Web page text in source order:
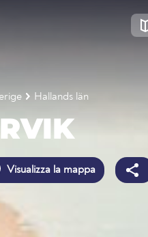
Hallands län
Visualizza la mappa